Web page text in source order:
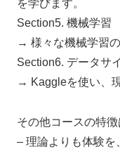
を学びます。
Section5. 機械学習
→ 様々な機械学習
Section6. データサ
→ Kaggleを使い、
その他コースの特徴
– 理論よりも体験を